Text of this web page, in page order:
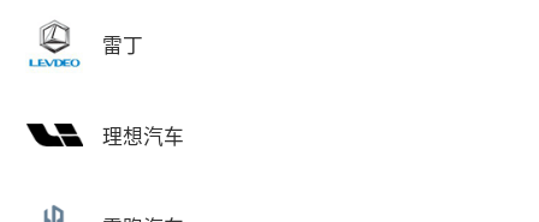
雷丁
理想汽车